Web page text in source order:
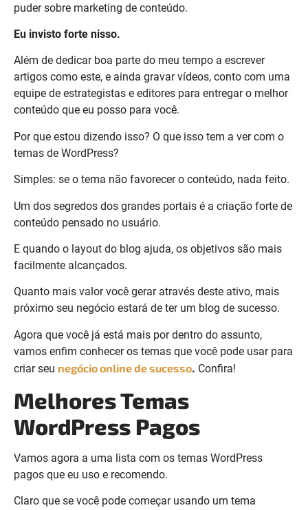
puder sobre marketing de conteúdo.
Eu invisto forte nisso.
Além de dedicar boa parte do meu tempo a escrever
artigos como este, e ainda gravar vídeos, conto com uma
equipe de estrategistas e editores para entregar o melhor
conteúdo que eu posso para você.
Por que estou dizendo isso? O que isso tem a ver com o
temas de WordPress?
Simples: se o tema não favorecer o conteúdo, nada feito.
Um dos segredos dos grandes portais é a criação forte de
conteúdo pensado no usuário.
E quando o layout do blog ajuda, os objetivos são mais
facilmente alcançados.
Quanto mais valor você gerar através deste ativo, mais
próximo seu negócio estará de ter um blog de sucesso.
Agora que você já está mais por dentro do assunto,
vamos enfim conhecer os temas que você pode usar para
criar seu negócio online de sucesso. Confira!
Melhores Temas
WordPress Pagos
Vamos agora a uma lista com os temas WordPress
pagos que eu uso e recomendo.
Claro que se você pode começar usando um tema